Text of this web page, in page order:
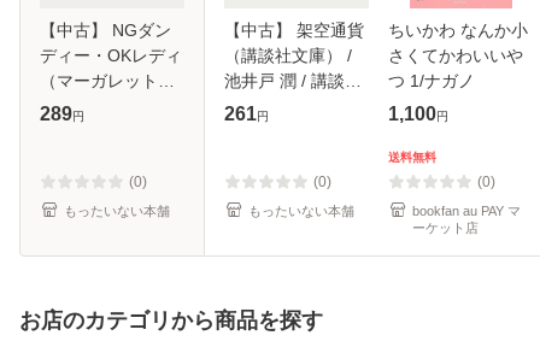
【中古】 NGダン
ディー・OKレディ
（マーガレットコ
ミックス） / 槇村
無料】
289円
(0)
もったいない本舗
【中古】 架空通貨
（講談社文庫） /
池井戸 潤 / 講談社
[文庫]【メール便送
261円
(0)
もったいない本舗
ちいかわ なんか小
さくてかわいいや
つ 1/ナガノ
1,100円
送料無料
(0)
bookfan au PAY マ
ーケット店
お店のカテゴリから商品を探す